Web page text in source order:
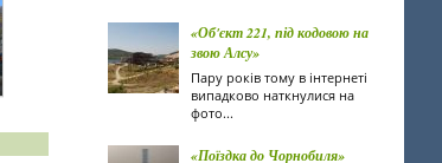
«Об'єкт 221, під кодовою на
звою Алсу»
Пару років тому в інтернеті
випадково наткнулися на
фото...
«Поїздка до Чорнобиля»